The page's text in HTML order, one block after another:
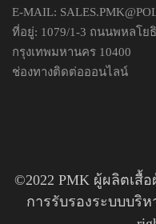
E-MAIL:
ที่อยู่: 1079/1-3 ถนนพหลโ
กรุงเทพมหานคร 10400
ช่องทางติดต่อออนไลน์
©2022 PMK ผู้ผลิตเสื้
การรับรองระบบบริ